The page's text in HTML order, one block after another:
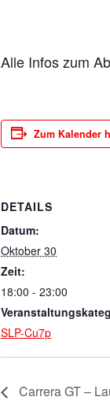
Alle Infos zum
Zum Kalender
DETAILS
Datum:
Oktober 30
Zeit:
18:00 - 23:00
SLP-Cu7p
Carrera GT –